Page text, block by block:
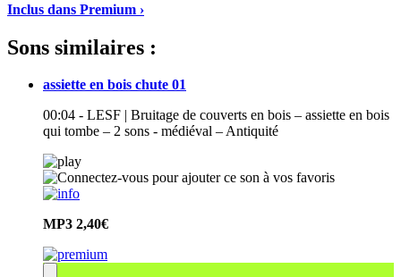
Inclus dans Premium ›
Sons similaires :
assiette en bois chute 01
00:04 - LESF | Bruitage de couverts en bois – assiette en bois
qui tombe – 2 sons - médiéval – Antiquité
MP3 2,40€